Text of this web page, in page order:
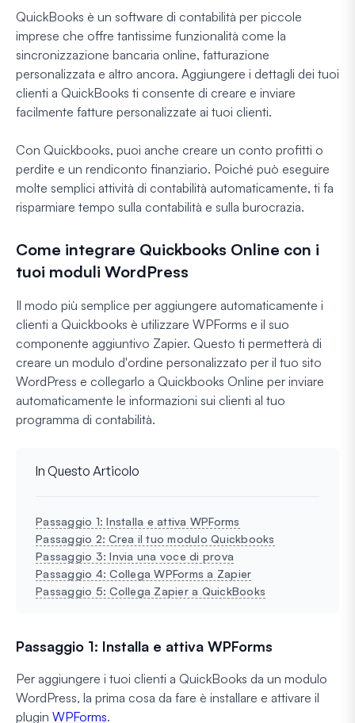
QuickBooks è un software di contabilità per piccole
imprese che offre tantissime funzionalità come la
sincronizzazione bancaria online, fatturazione
personalizzata e altro ancora. Aggiungere i dettagli dei tuoi
clienti a QuickBooks ti consente di creare e inviare
facilmente fatture personalizzate ai tuoi clienti.
Con Quickbooks, puoi anche creare un conto profitti o
perdite e un rendiconto finanziario. Poiché può eseguire
molte semplici attività di contabilità automaticamente, ti fa
risparmiare tempo sulla contabilità e sulla burocrazia.
Come integrare Quickbooks Online con i
tuoi moduli WordPress
Il modo più semplice per aggiungere automaticamente i
clienti a Quickbooks è utilizzare WPForms e il suo
componente aggiuntivo Zapier. Questo ti permetterà di
creare un modulo d'ordine personalizzato per il tuo sito
WordPress e collegarlo a Quickbooks Online per inviare
automaticamente le informazioni sui clienti al tuo
programma di contabilità.
In Questo Articolo
Passaggio 1: Installa e attiva WPForms
Passaggio 2: Crea il tuo modulo Quickbooks
Passaggio 3: Invia una voce di prova
Passaggio 4: Collega WPForms a Zapier
Passaggio 5: Collega Zapier a QuickBooks
Passaggio 1: Installa e attiva WPForms
Per aggiungere i tuoi clienti a QuickBooks da un modulo
WordPress, la prima cosa da fare è installare e attivare il
plugin WPForms.